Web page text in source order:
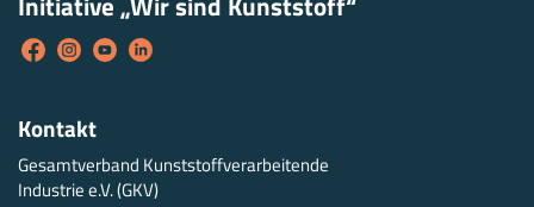
Kontakt
Gesamtverband Kunststoffverarbeitende
Industrie e.V. (GKV)